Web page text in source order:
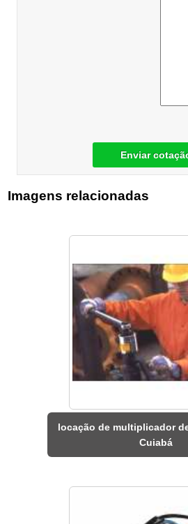
Enviar
Imagens relacionadas
locação de multiplicador
Cuiabá